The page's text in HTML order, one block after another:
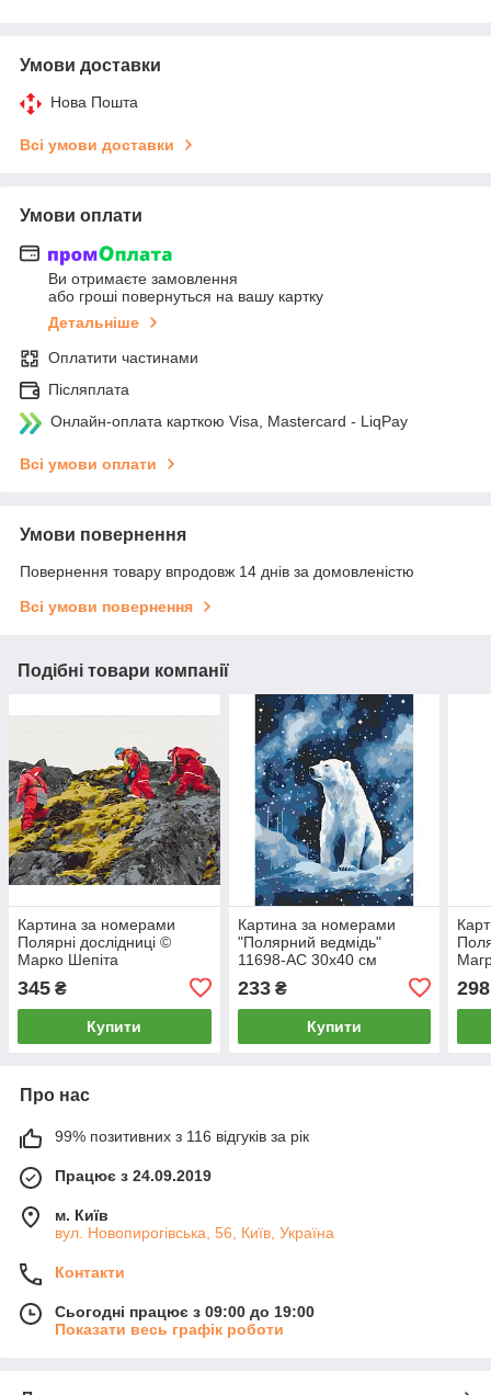
Умови доставки
Нова Пошта
Всі умови доставки
Умови оплати
Ви отримаєте замовлення
або гроші повернуться на вашу картку
Детальніше
Оплатити частинами
Післяплата
Онлайн-оплата карткою Visa, Mastercard - LiqPay
Всі умови оплати
Умови повернення
Повернення товару впродовж 14 днів за домовленістю
Всі умови повернення
Подібні товари компанії
Картина за номерами
Полярні дослідниці ©
Марко Шепіта
345 ₴
Купити
Картина за номерами
"Полярний ведмідь"
11698-AC 30х40 см
233₴
Купити
298
Про нас
99% позитивних з 116 відгуків за рік
Працює з 24.09.2019
м. Київ
вул. Новопирогівська, 56, Київ, Україна
Контакти
Сьогодні працює з 09:00 до 19:00
Показати весь графік роботи